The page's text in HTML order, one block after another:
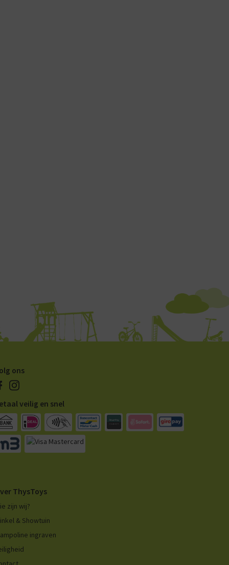
ons
veilig en snel
ThysToys
zijn wij?
& Showtuin
ingraven